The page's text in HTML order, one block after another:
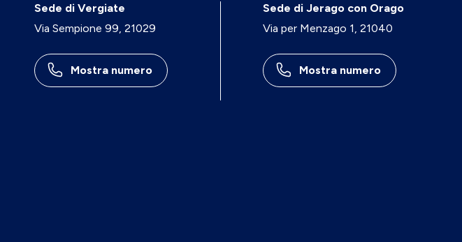
Sede di Vergiate
Via Sempione 99, 21029
Mostra numero
Sede di Jerago con Orago
Via per Menzago 1, 21040
Mostra numero